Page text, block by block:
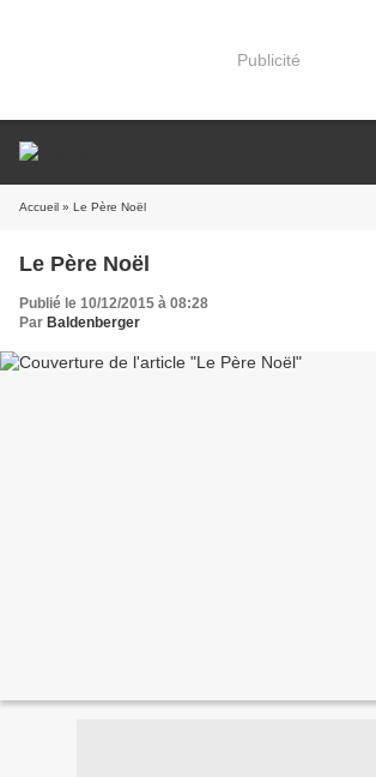
Publicité
Accueil » Le Père Noël
Le Père Noël
Publié le 10/12/2015 à 08:28
Par Baldenberger